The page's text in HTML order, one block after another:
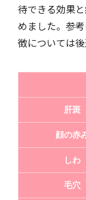
待できる効果
めました。参
徴については後
肝斑
顔の赤
しわ
毛穴